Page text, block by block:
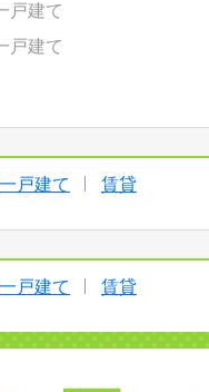
戸建て
戸建て
戸建て 賃貸
戸建て 賃貸